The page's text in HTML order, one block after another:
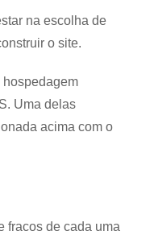
na escolha de
o site.
hospedagem
Uma delas
acima com o
fracos de cada uma